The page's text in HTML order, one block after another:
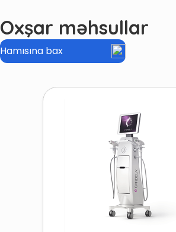
Oxşar məhsullar
Hamısına bax